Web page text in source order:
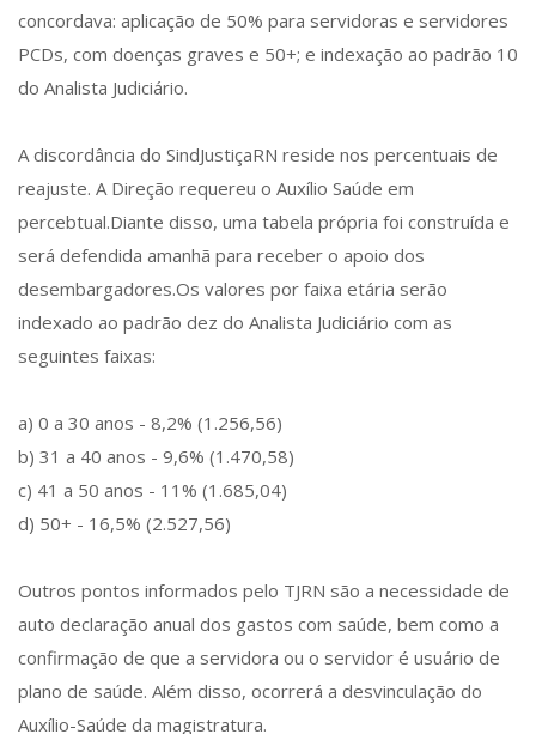
concordava: aplicação de 50% para servidoras e servidores
PCDs, com doenças graves e 50+; e indexação ao padrão 10
do Analista Judiciário.
A discordância do SindJustiçaRN reside nos percentuais de
reajuste. A Direção requereu o Auxílio Saúde em
percebtual.Diante disso, uma tabela própria foi construída e
será defendida amanhã para receber o apoio dos
desembargadores.Os valores por faixa etária serão
indexado ao padrão dez do Analista Judiciário com as
seguintes faixas:
a) 0 a 30 anos - 8,2% (1.256,56)
b) 31 a 40 anos - 9,6% (1.470,58)
c) 41 a 50 anos - 11% (1.685,04)
d) 50+ - 16,5% (2.527,56)
Outros pontos informados pelo TJRN são a necessidade de
auto declaração anual dos gastos com saúde, bem como a
confirmação de que a servidora ou o servidor é usuário de
plano de saúde. Além disso, ocorrerá a desvinculação do
Auxílio-Saúde da magistratura.